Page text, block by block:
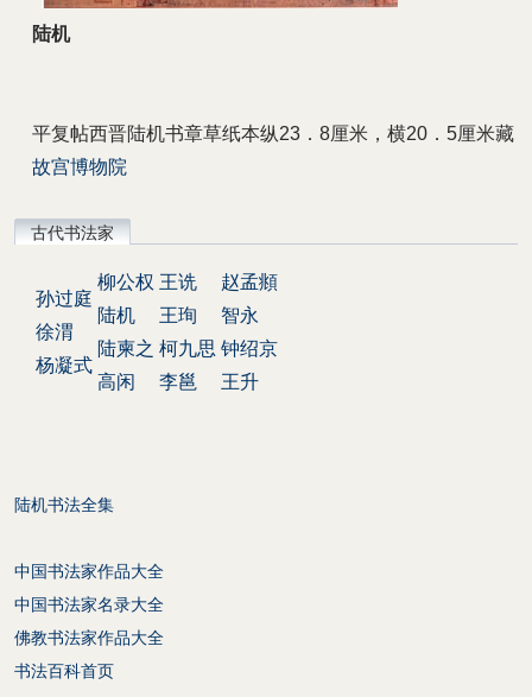
陆机
平复帖西晋陆机书章草纸本纵23．8厘米，横20．5厘米藏
故宫博物院
古代书法家
孙过庭
徐渭
杨凝式
柳公权
陆机
陆柬之
高闲
王诜
王珣
柯九思
李邕
赵孟頫
智永
钟绍京
王升
陆机书法全集
中国书法家作品大全
中国书法家名录大全
佛教书法家作品大全
书法百科首页